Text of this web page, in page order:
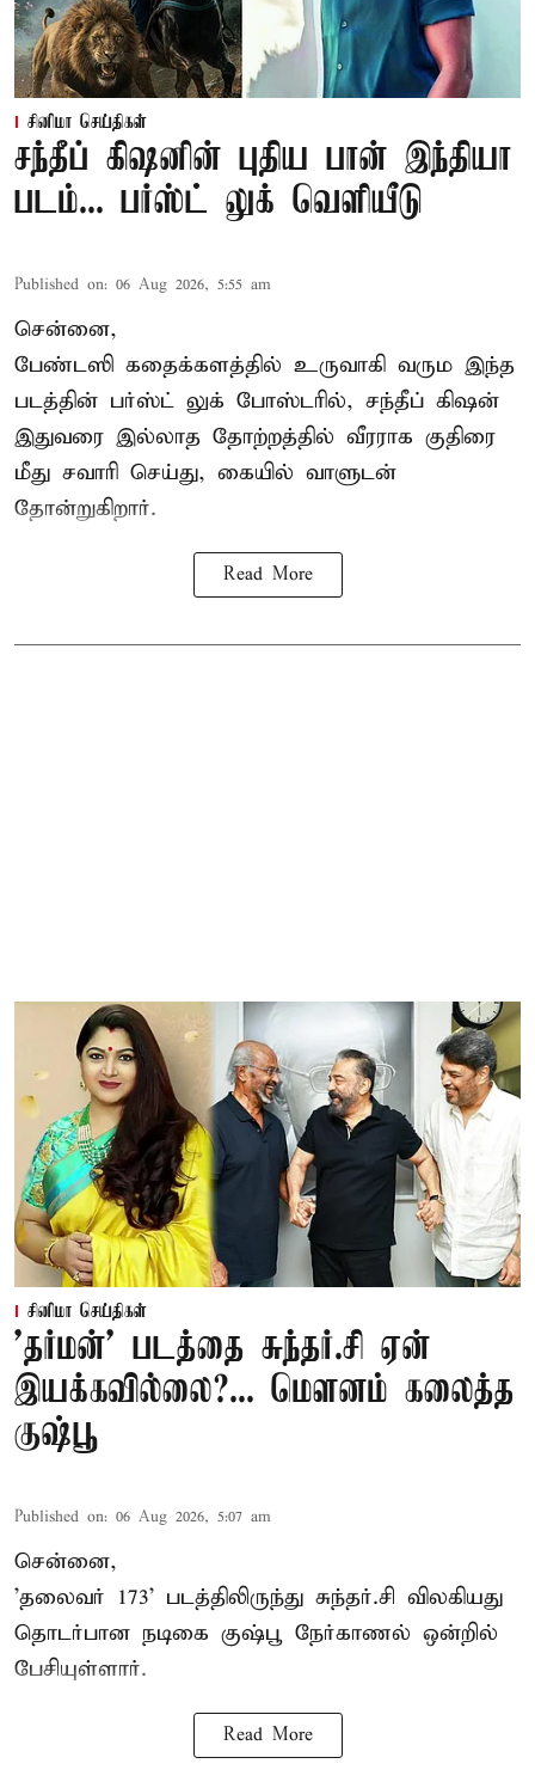
சினிமா செய்திகள்
சந்தீப் கிஷனின் புதிய பான் இந்தியா
படம்... பர்ஸ்ட் லுக் வெளியீடு
Published on: 06 Aug 2026, 5:55 am
சென்னை,
பேண்டஸி கதைக்களத்தில் உருவாகி வரும இந்த
படத்தின் பர்ஸ்ட் லுக் போஸ்டரில், சந்தீப் கிஷன்
இதுவரை இல்லாத தோற்றத்தில் வீரராக குதிரை
மீது சவாரி செய்து, கையில் வாளுடன்
தோன்றுகிறார்.
Read More
சினிமா செய்திகள்
'தர்மன்' படத்தை சுந்தர்.சி ஏன்
இயக்கவில்லை?... மௌனம் கலைத்த
குஷ்பூ
Published on: 06 Aug 2026, 5:07 am
சென்னை,
'தலைவர் 173' படத்திலிருந்து சுந்தர்.சி விலகியது
தொடர்பான நடிகை குஷ்பூ நேர்காணல் ஒன்றில்
பேசியுள்ளார்.
Read More